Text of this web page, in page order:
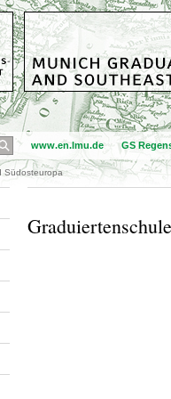
www.en.lmu.de GS
Südosteuropa